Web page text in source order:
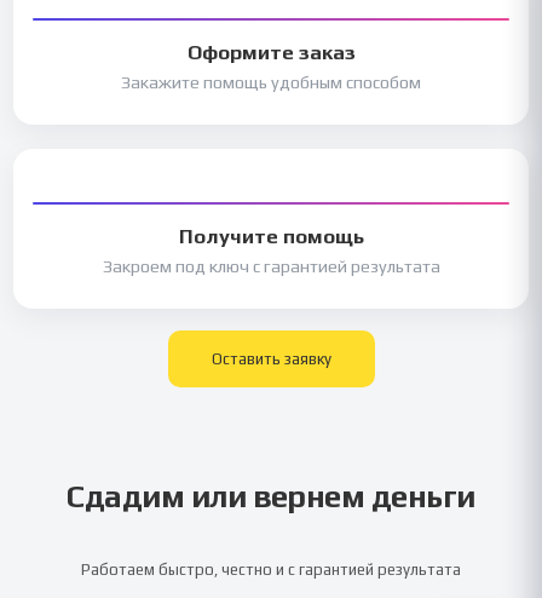
Оформите заказ
Закажите помощь удобным способом
Получите помощь
Закроем под ключ с гарантией результата
Оставить заявку
Сдадим или вернем деньги
Работаем быстро, честно и с гарантией результата